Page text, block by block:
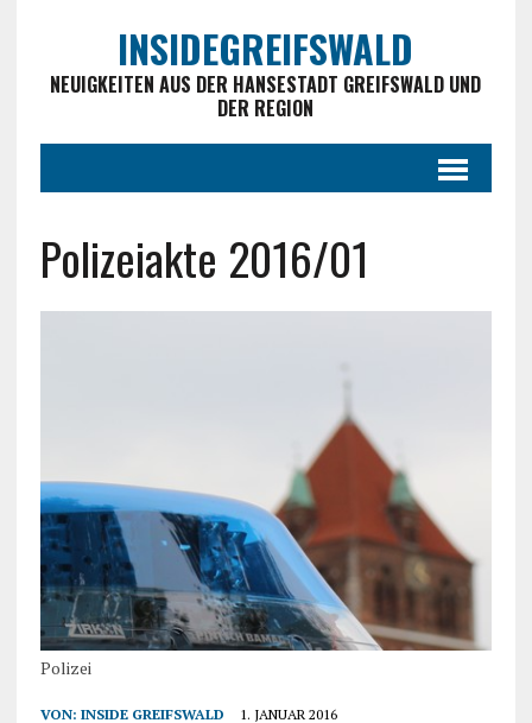
INSIDEGREIFSWALD
NEUIGKEITEN AUS DER HANSESTADT GREIFSWALD UND
DER REGION
Polizeiakte 2016/01
Polizei
VON: INSIDE GREIFSWALD 1. JANUAR 2016